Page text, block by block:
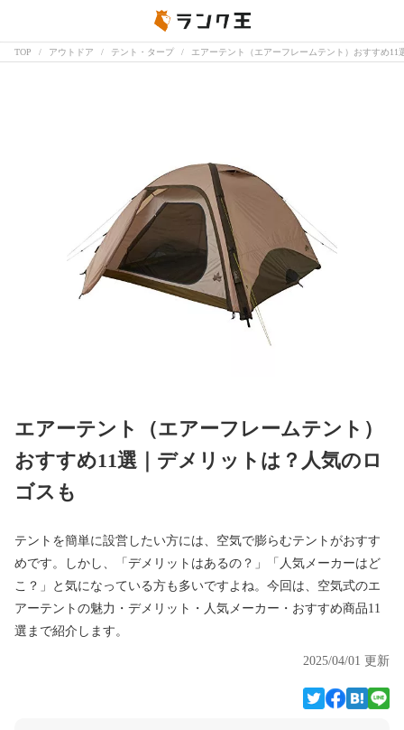
TOP アウトドア テント・タープ エアーテント（エアーフレームテント）おすすめ
エアーテント（エアーフレームテント）
おすすめ11選｜デメリットは？人気のロ
ゴスも
テントを簡単に設営したい方には、空気で膨らむテントがおすす
めです。しかし、「デメリットはあるの？」「人気メーカーはど
こ？」と気になっている方も多いですよね。今回は、空気式のエ
アーテントの魅力・デメリット・人気メーカー・おすすめ商品11
選まで紹介します。
2025/04/01 更新